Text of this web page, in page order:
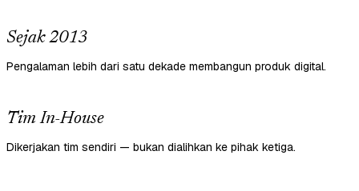
Sejak 2013
Pengalaman lebih dari satu dekade membangun produk digital.
Tim In-House
Dikerjakan tim sendiri — bukan dialihkan ke pihak ketiga.